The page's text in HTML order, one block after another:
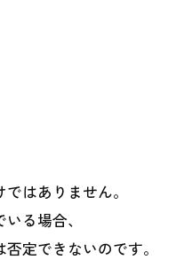
はありません。
る場合、
定できないのです。